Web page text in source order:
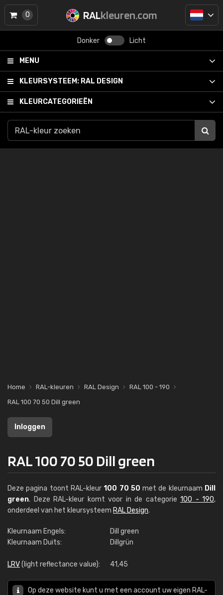
RALkleuren.com
Donker Licht
MENU
KLEURSYSTEEM: RAL DESIGN
KLEURCATEGORIEËN
0
Home RAL-kleuren RAL Design
RAL 100 - 190
RAL 100 70 50 Dill green
Inloggen
RAL 100 70 50 Dill green
Deze pagina toont RAL-kleur100 70 50 met de kleurnaam Dill
green. Deze RAL-kleur komt voor in de categorie 100 - 190,
onderdeel van het kleursysteem RAL Design.
Kleurnaam Engels:
Dill green
Kleurnaam Duits:
Dillgrün
LRV(light reflectance value): 41,45
Op deze website kunt u met een account uw eigen RAL-